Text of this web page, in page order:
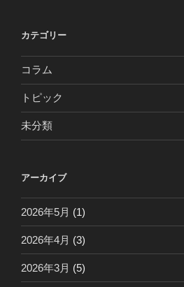
カテゴリー
コラム
トピック
未分類
アーカイブ
2026年5月 (1)
2026年4月 (3)
2026年3月 (5)